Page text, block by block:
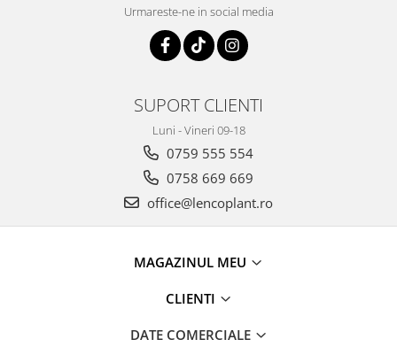
Urmareste-ne in social media
SUPORT CLIENTI
Luni - Vineri 09-18
0759 555 554
0758 669 669
office@lencoplant.ro
MAGAZINUL MEU
CLIENTI
DATE COMERCIALE